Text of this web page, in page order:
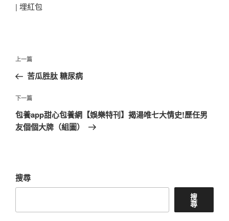
| 埋紅包
文
導
覽
上
一
文
章
上一篇
苦瓜胜肽 糖尿病
下
一
篇
下一篇
包養app甜心包養網【娛樂特刊】揭湯唯七大情史!歷任男
友個個大牌（組圖）
搜尋
搜
尋